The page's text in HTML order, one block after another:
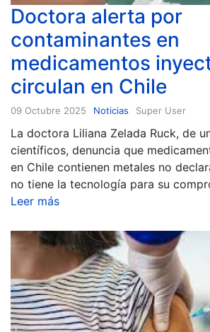
Doctora alerta por
contaminantes en
medicamentos
circulan en Chile
09 Octubre 2025 Noticias Super User
La doctora Liliana Zelada Ruck, de
científicos, denuncia que
en Chile contienen metales no
no tiene la tecnología para su
Leer más